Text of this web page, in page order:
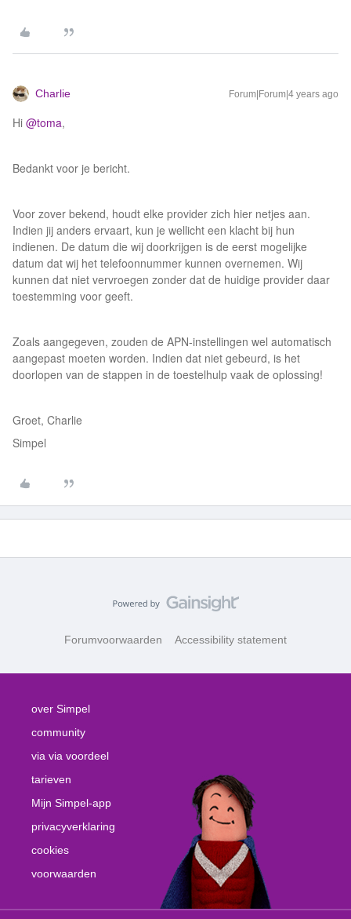
Charlie Forum|Forum|4 years ago
Hi @toma,
Bedankt voor je bericht.
Voor zover bekend, houdt elke provider zich hier netjes aan.
Indien jij anders ervaart, kun je wellicht een klacht bij hun
indienen. De datum die wij doorkrijgen is de eerst mogelijke
datum dat wij het telefoonnummer kunnen overnemen. Wij
kunnen dat niet vervroegen zonder dat de huidige provider daar
toestemming voor geeft.
Zoals aangegeven, zouden de APN-instellingen wel automatisch
aangepast moeten worden. Indien dat niet gebeurd, is het
doorlopen van de stappen in de toestelhulp vaak de oplossing!
Groet, Charlie
Simpel
Forumvoorwaarden Accessibility statement
over Simpel
community
via via voordeel
tarieven
Mijn Simpel-app
privacyverklaring
cookies
voorwaarden